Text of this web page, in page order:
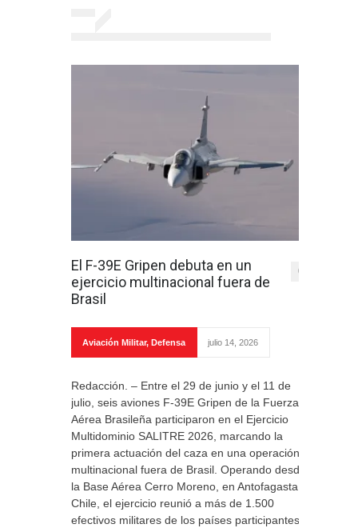
El F-39E Gripen debuta en un
ejercicio multinacional fuera de
Brasil
0
Aviación Militar, Defensa julio 14, 2026
Redacción. – Entre el 29 de junio y el 11 de
julio, seis aviones F-39E Gripen de la Fuerza
Aérea Brasileña participaron en el Ejercicio
Multidominio SALITRE 2026, marcando la
primera actuación del caza en una operación
multinacional fuera de Brasil. Operando desde
la Base Aérea Cerro Moreno, en Antofagasta,
Chile, el ejercicio reunió a más de 1.500
efectivos militares de los países participantes y